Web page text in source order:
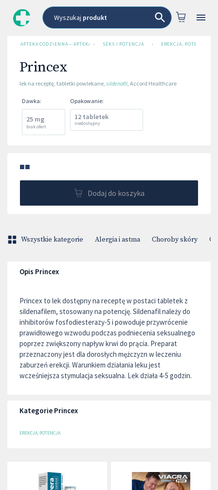
Wyszukaj produkt
APTEKA CODZIENNA – APTEKA INTERNETOWA
› SEKS I POTENCJA › EREKCJA, POTENCJA
Princex
lek na receptę, tabletki powlekane, sildenafil, Accord Healthcare
Dawka:
25 mg
brak ofert
Opakowanie:
12 tabletek
niedostępny
■■
Dodaj do koszyka
Wszystkie kategorie Alergia i astma Choroby skóry
Opis Princex
Princex to lek dostępny na receptę w postaci tabletek z
sildenafilem, stosowany na potencję. Sildenafil należy do
inhibitorów fosfodiesterazy-5 i powoduje przywrócenie
prawidłowego wzwodu podczas podniecenia seksualnego
poprzez zwiększony napływ krwi do prącia. Preparat
przeznaczony jest dla dorosłych mężczyzn w leczeniu
zaburzeń erekcji. Warunkiem działania leku jest
wcześniejsza stymulacja seksualna. Lek działa 4-5 godzin.
Kategorie Princex
EREKCJA, POTENCJA